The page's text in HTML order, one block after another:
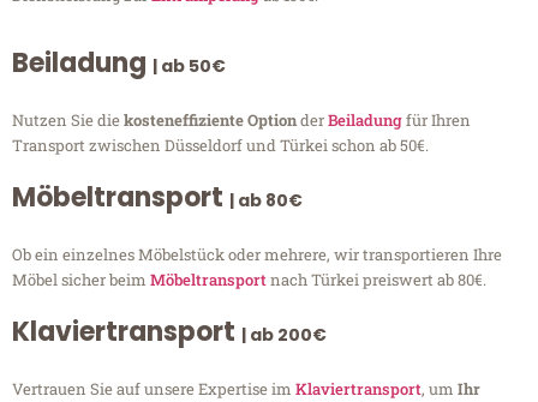
Beiladung | ab 50€
Nutzen Sie diekosteneffiziente OptionderBeiladungfür Ihren
Transport zwischen Düsseldorf und Türkei schon ab 50€.
Möbeltransport | ab 80€
Ob ein einzelnes Möbelstück oder mehrere, wir transportieren Ihre
Möbel sicher beim Möbeltransportnach Türkei preiswert ab 80€.
Klaviertransport | ab 200€
Vertrauen Sie auf unsere Expertise im Klaviertransport, um Ihr